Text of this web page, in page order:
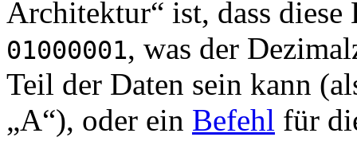
Architektur“ ist, dass
01000001, was der
Teil der Daten sein kann
„A“), oder ein Befehl für